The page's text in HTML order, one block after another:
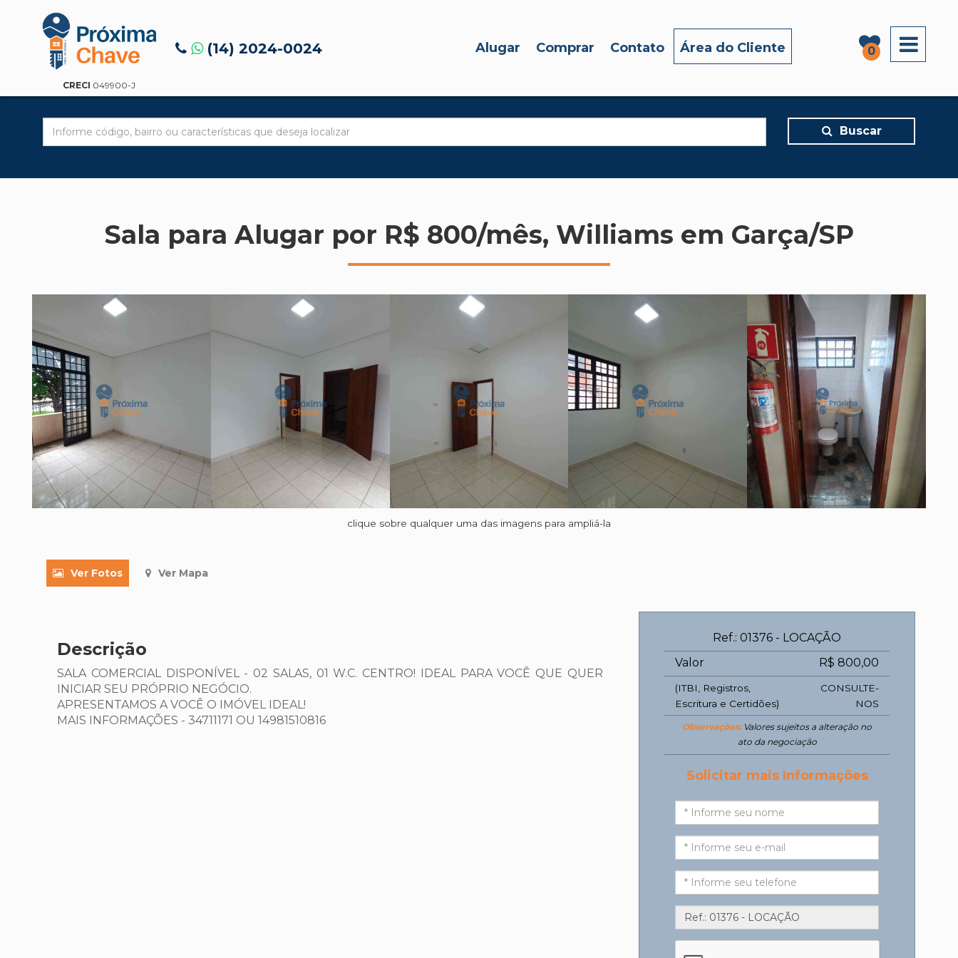
CRECI 049900-J
(14) 2024-0024 Alugar Comprar Contato Área do Cliente 0
Buscar
Sala para Alugar por R$ 800/mês, Williams em Garça/SP
clique sobre qualquer uma das imagens para ampliá-la
Ver Fotos Ver Mapa
Descrição
SALA COMERCIAL DISPONÍVEL - 02 SALAS, 01 W.C. CENTRO! IDEAL PARA VOCÊ QUE QUER
INICIAR SEU PRÓPRIO NEGÓCIO.
APRESENTAMOS A VOCÊ O IMÓVEL IDEAL!
MAIS INFORMAÇÕES - 34711171 OU 14981510816
Ref.: 01376 - LOCAÇÃO
Valor
R$ 800,00
(ITBI, Registros,
Escritura e Certidões)
CONSULTE-
NOS
Observações:Valores sujeitos a alteração no
ato da negociação
Solicitar mais Informações